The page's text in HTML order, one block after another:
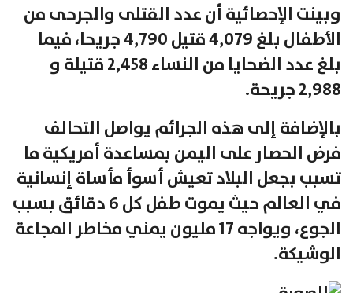
وبينت الإحصائية أن عدد القتلى والجرحى من
الأطفال بلغ 4,079 قتيل 4,790 جريحا، فيما
بلغ عدد الضحايا من النساء 2,458 قتيلة و
2,988 جريحة.
بالإضافة إلى هذه الجرائم يواصل التحالف
فرض الحصار على اليمن بمساعدة أمريكية ما
تسبب بجعل البلاد تعيش أسوأ مأساة إنسانية
في العالم حيث يموت طفل كل 6 دقائق بسبب
الجوع، ويواجه 17 مليون يمني مخاطر المجاعة
الوشيكة.